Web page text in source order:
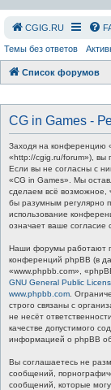
СGIG.RU
Темы без ответов
Список форумов
CG in Games -
Заходя на конференцию
«http://cgig.ru/forum»), вы
Если вы не согласны с
«CG in Games». Мы
сделаем всё возможное,
бы разумным регулярно
использование
означает ваше согласие
Наши форумы работают
конференций phpBB (в
«www.phpbb.com»,
GNU General Public
www.phpbb.com .
строго связаны с
не несёт
качестве допустимого
информацией о phpBB
Вы соглашаетесь не
сообщений,
сообщений, которые